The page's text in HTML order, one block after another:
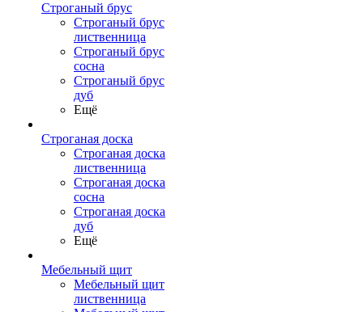
Строганый брус
Строганый брус
лиственница
Строганый брус
сосна
Строганый брус
дуб
Ещё
Строганая доска
Строганая доска
лиственница
Строганая доска
сосна
Строганая доска
дуб
Ещё
Мебельный щит
Мебельный щит
лиственница